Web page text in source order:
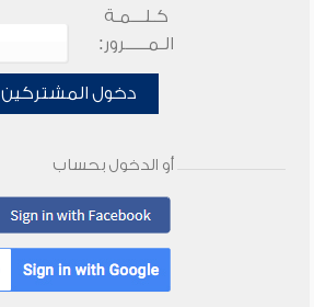
كـلـــمـة
الـمـــــرور:
دخول المشتركين
أو الدخول بحساب